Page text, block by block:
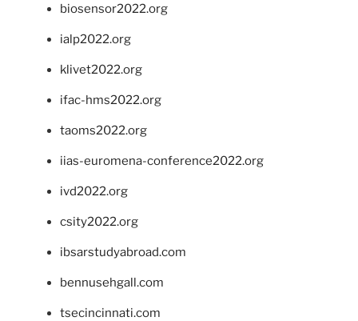
biosensor2022.org
ialp2022.org
klivet2022.org
ifac-hms2022.org
taoms2022.org
iias-euromena-conference2022.org
ivd2022.org
csity2022.org
ibsarstudyabroad.com
bennusehgall.com
tsecincinnati.com